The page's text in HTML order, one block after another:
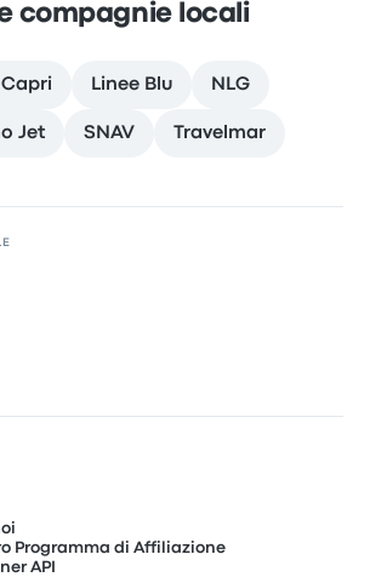
compagnie locali
Capri Linee Blu NLG
Jet SNAV Travelmar
Programma di Affiliazione
API